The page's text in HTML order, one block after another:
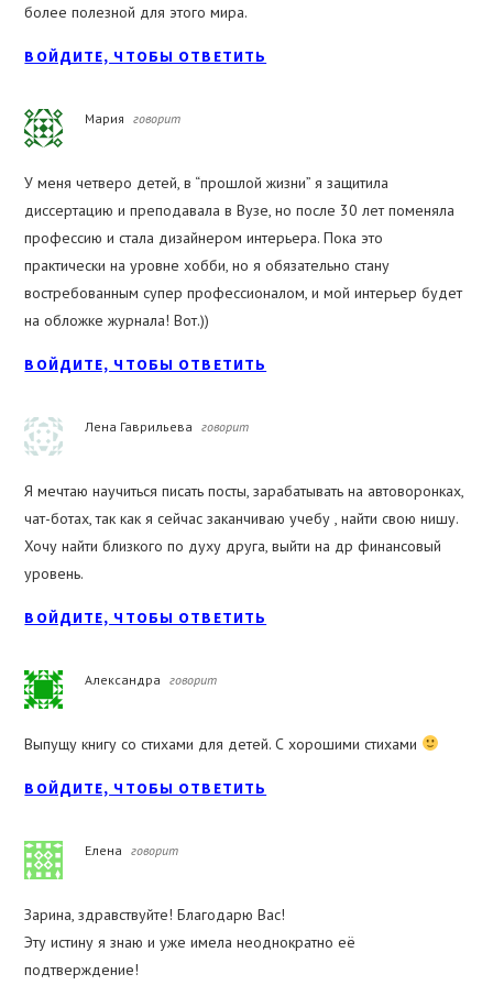
более полезной для этого мира.
ВОЙДИТЕ, ЧТОБЫ ОТВЕТИТЬ
Мария говорит
У меня четверо детей, в “прошлой жизни” я защитила
диссертацию и преподавала в Вузе, но после 30 лет поменяла
профессию и стала дизайнером интерьера. Пока это
практически на уровне хобби, но я обязательно стану
востребованным супер профессионалом, и мой интерьер будет
на обложке журнала! Вот.))
ВОЙДИТЕ, ЧТОБЫ ОТВЕТИТЬ
Лена Гаврильева говорит
Я мечтаю научиться писать посты, зарабатывать на автоворонках,
чат-ботах, так как я сейчас заканчиваю учебу , найти свою нишу.
Хочу найти близкого по духу друга, выйти на др финансовый
уровень.
ВОЙДИТЕ, ЧТОБЫ ОТВЕТИТЬ
Aлександра говорит
Выпущу книгу со стихами для детей. С хорошими стихами
ВОЙДИТЕ, ЧТОБЫ ОТВЕТИТЬ
Елена говорит
Зарина, здравствуйте! Благодарю Вас!
Эту истину я знаю и уже имела неоднократно её
подтверждение!